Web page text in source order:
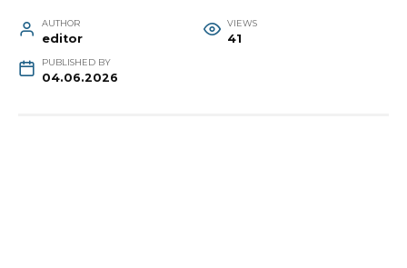
AUTHOR
editor
VIEWS
41
PUBLISHED BY
04.06.2026